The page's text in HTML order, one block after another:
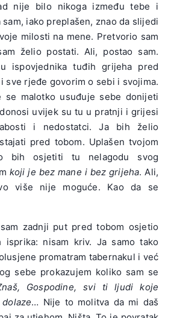
nije bilo nikoga između tebe i
iako preplašen, znao da slijedi
milosti na mene. Pretvorio sam
želio postati. Ali, postao sam.
ispovjednika tuđih grijeha pred
sve rjeđe govorim o sebi i svojima.
se malotko usuđuje sebe donijeti
uvijek su tu u pratnji i grijesi
i nedostatci. Ja bih želio
pred tobom. Uplašen tvojom
bih osjetiti tu nelagodu svog
koji je bez mane i bez grijeha. Ali,
više nije moguće. Kao da se
zadnji put pred tobom osjetio
nisam kriv. Ja samo tako
promatram tabernakul i već
sebe prokazujem koliko sam se
Gospodine, svi ti ljudi koje
… Nije to molitva da mi daš